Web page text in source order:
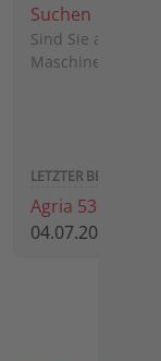
Suchen
Sind Sie auf der
Maschine, einem
Agria 5300
04.07.2026